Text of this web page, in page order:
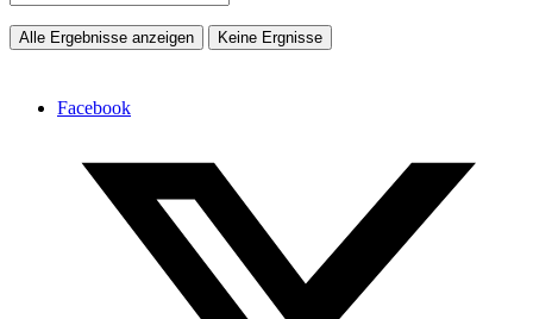
Alle Ergebnisse anzeigen Keine Ergnisse
Facebook